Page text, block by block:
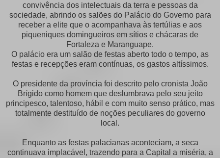
convivência dos intelectuais da terra e pessoas da
sociedade, abrindo os salões do Palácio do Governo para
receber a elite que o acompanhava às tertúlias e aos
piqueniques domingueiros em sítios e chácaras de
Fortaleza e Maranguape.
O palácio era um salão de festas aberto todo o tempo, as
festas e recepções eram contínuas, os gastos altíssimos.
O presidente da província foi descrito pelo cronista João
Brígido como homem que deslumbrava pelo seu jeito
principesco, talentoso, hábil e com muito senso prático, mas
totalmente destituído de noções peculiares do governo
local.
Enquanto as festas palacianas aconteciam, a seca
continuava implacável, trazendo para a Capital a miséria, a